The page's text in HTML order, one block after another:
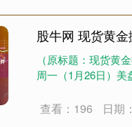
股牛网 现货黄
（原标题：现货黄
周一（1月26日）
查看：196 日期
14311.01 200.89